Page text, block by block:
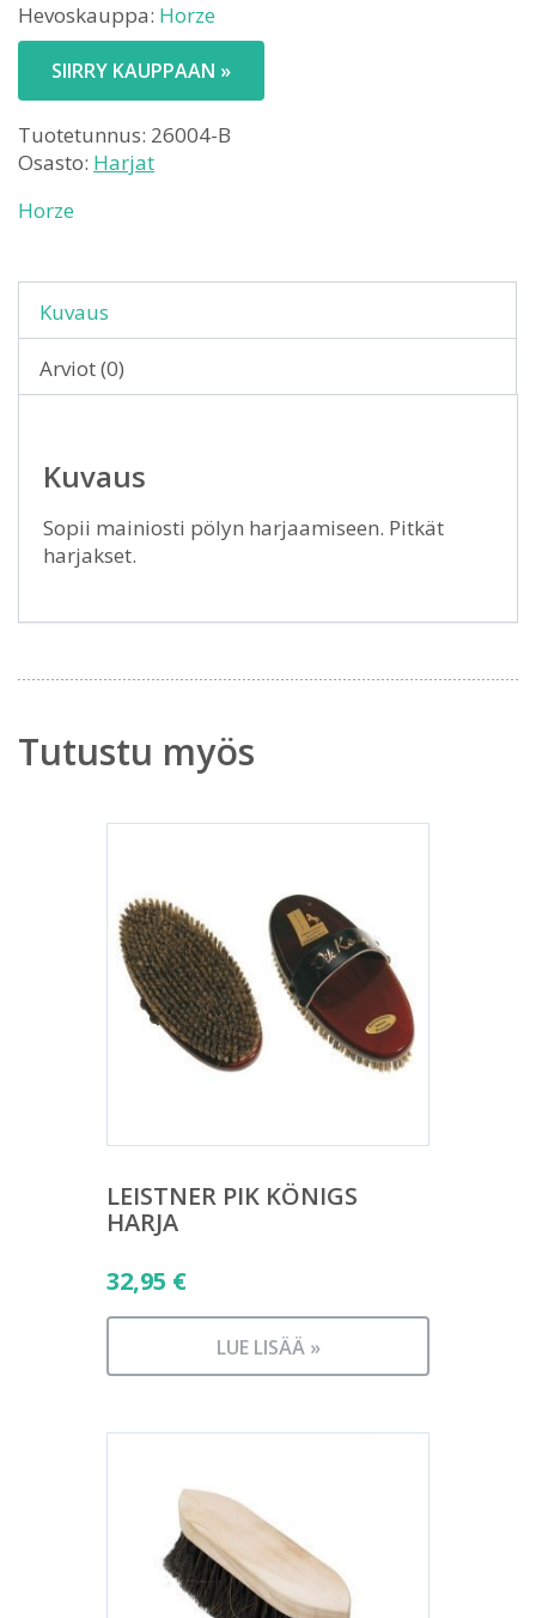
Hevoskauppa: Horze
SIIRRY KAUPPAAN »
Tuotetunnus: 26004-B
Osasto: Harjat
Horze
Kuvaus
Arviot (0)
Kuvaus
Sopii mainiosti pölyn harjaamiseen. Pitkät
harjakset.
Tutustu myös
LEISTNER PIK KÖNIGS
HARJA
32,95 €
LUE LISÄÄ »